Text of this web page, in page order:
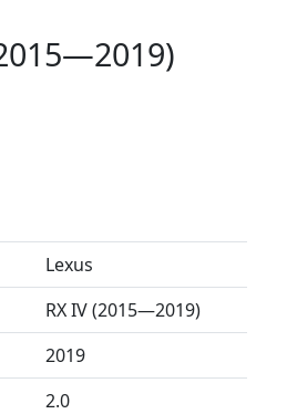
Lexus
RX IV (2015—2019)
2019
2.0